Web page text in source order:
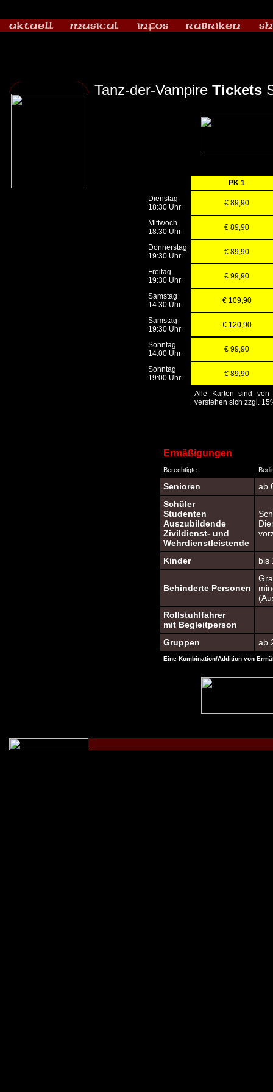
Tanz-der-Vampire Tickets
PK 1
Dienstag
18:30 Uhr
€ 89,90
Mittwoch
18:30 Uhr
€ 89,90
Donnerstag
19:30 Uhr
€ 89,90
Freitag
19:30 Uhr
€ 99,90
Samstag
14:30 Uhr
€ 109,90
Samstag
19:30 Uhr
€ 120,90
Sonntag
14:00 Uhr
€ 99,90
Sonntag
19:00 Uhr
€ 89,90
Alle Karten sind von
verstehen sich zzgl.
Ermäßigungen
Berechtigte
Senioren
ab
Schüler
Studenten
Auszubildende
Zivildienst- und
Wehrdienstleistende
Kinder bis
Behinderte Personen
Rollstuhlfahrer
mit Begleitperson
Gruppen
ab
Eine Kombination/Addition von